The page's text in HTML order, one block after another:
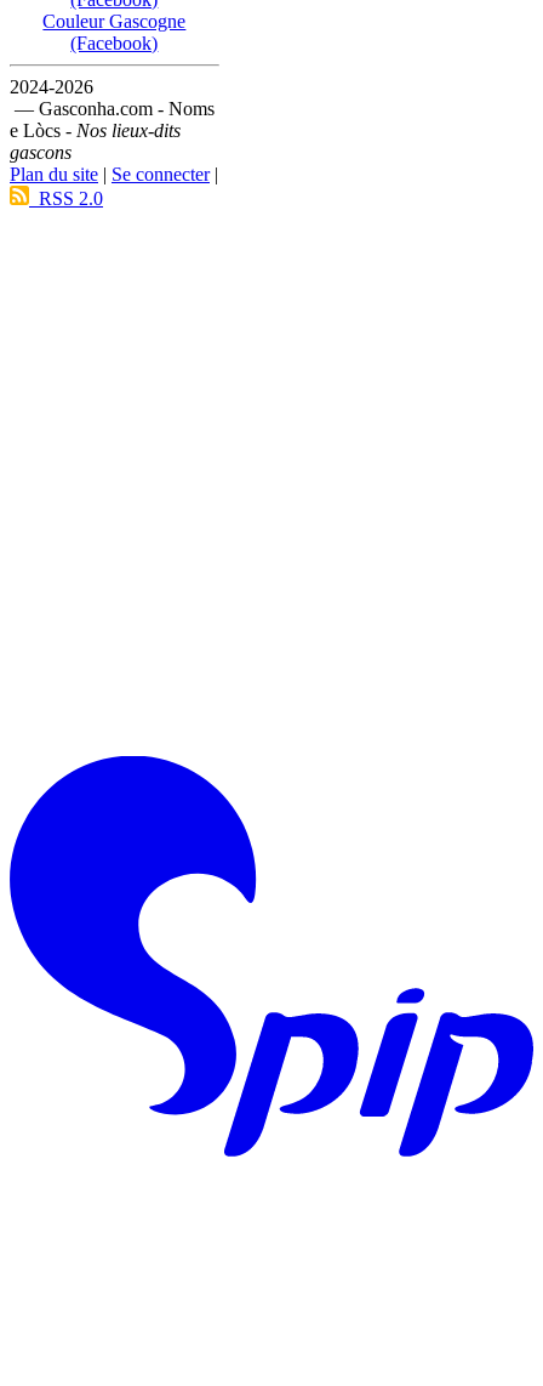
Couleur Gascogne
(Facebook)
2024-2026
— Gasconha.com - Noms
e Lòcs - Nos lieux-dits
gascons
Plan du site | Se connecter|
RSS 2.0